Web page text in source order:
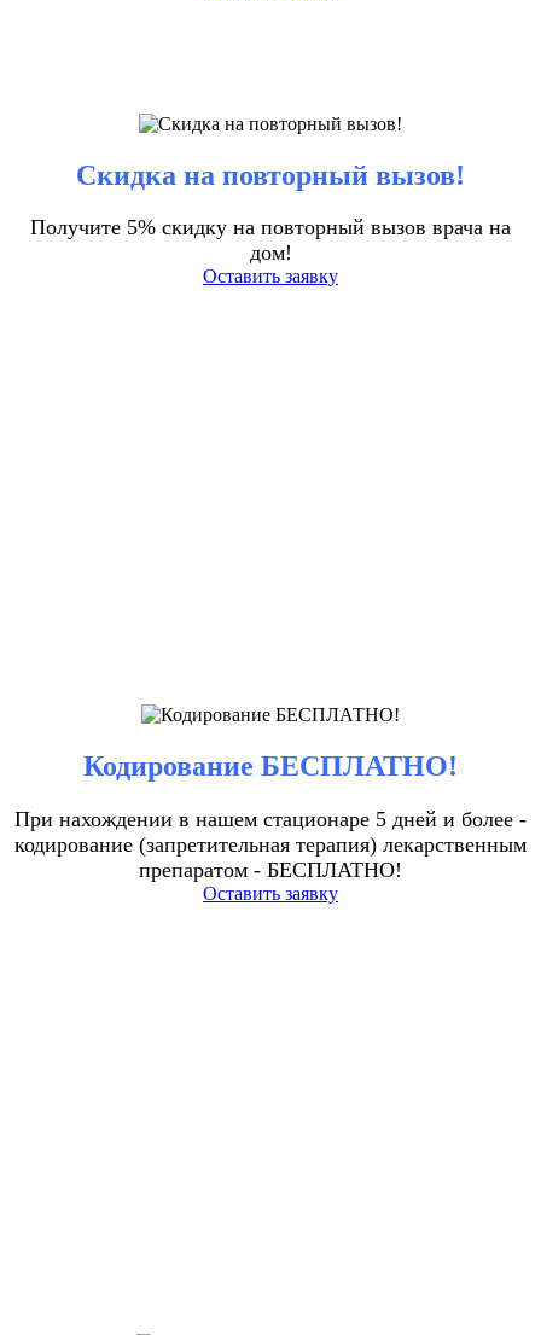
Скидка на повторный вызов!
Получите 5% скидку на повторный вызов врача на
дом!
Оставить заявку
Кодирование БЕСПЛАТНО!
При нахождении в нашем стационаре 5 дней и более -
кодирование (запретительная терапия) лекарственным
препаратом - БЕСПЛАТНО!
Оставить заявку